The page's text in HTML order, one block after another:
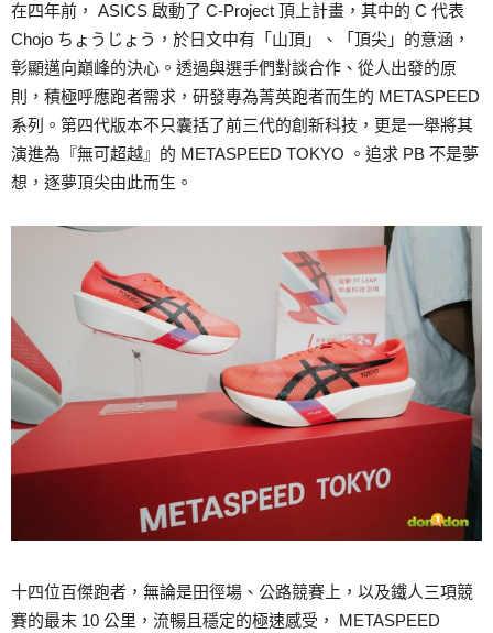
在四年前， ASICS 啟動了 C-Project 頂上計畫，其中的 C 代表
Chojo ちょうじょう，於日文中有「山頂」、「頂尖」的意涵，
彰顯邁向巔峰的決心。透過與選手們對談合作、從人出發的原
則，積極呼應跑者需求，研發專為菁英跑者而生的 METASPEED
系列。第四代版本不只囊括了前三代的創新科技，更是一舉將其
演進為『無可超越』的 METASPEED TOKYO 。追求 PB 不是夢
想，逐夢頂尖由此而生。
十四位百傑跑者，無論是田徑場、公路競賽上，以及鐵人三項競
賽的最末 10 公里，流暢且穩定的極速感受， METASPEED